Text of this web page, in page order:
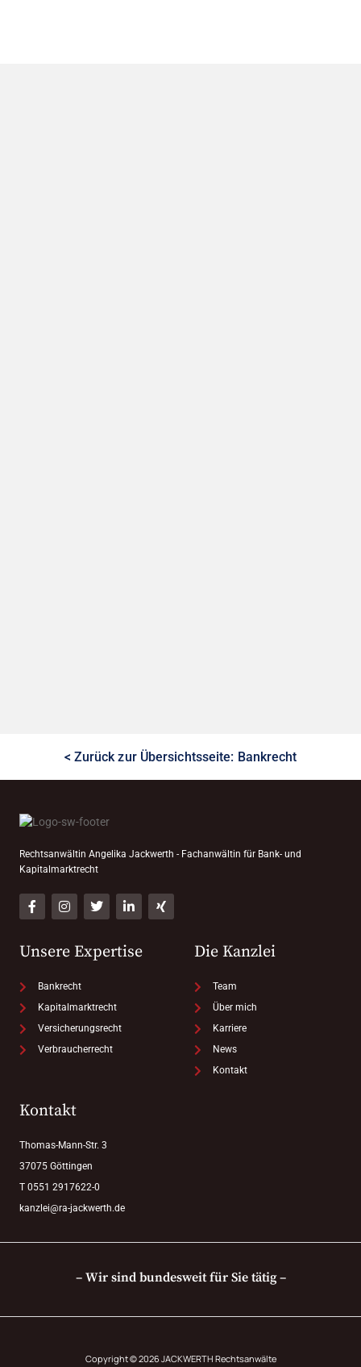
< Zurück zur Übersichtsseite: Bankrecht
Rechtsanwältin Angelika Jackwerth - Fachanwältin für Bank- und
Kapitalmarktrecht
Unsere Expertise
Bankrecht
Kapitalmarktrecht
Versicherungsrecht
Verbraucherrecht
Die Kanzlei
Team
Über mich
Karriere
News
Kontakt
Kontakt
Thomas-Mann-Str. 3
37075 Göttingen
T 0551 2917622-0
kanzlei@ra-jackwerth.de
– Wir sind bundesweit für Sie tätig –
Copyright © 2026 JACKWERTH Rechtsanwälte